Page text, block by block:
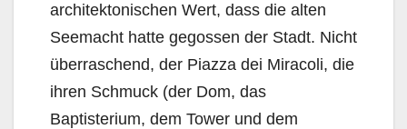
architektonischen Wert, dass die alten
Seemacht hatte gegossen der Stadt. Nicht
überraschend, der Piazza dei Miracoli, die
ihren Schmuck (der Dom, das
Baptisterium, dem Tower und dem